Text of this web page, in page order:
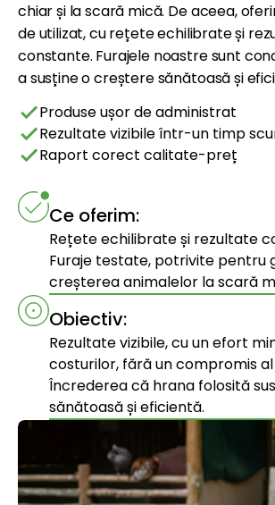
chiar și la scară mică. De aceea,
de utilizat, cu rețete echilibrate și
constante. Furajele noastre sunt
a susține o creștere sănătoasă și
checkProduse ușor de administrat
checkRezultate vizibile într-un timp
checkRaport corect calitate-preț
Ce oferim:
Rețete echilibrate și rezultate
Furaje testate, potrivite pentru
creșterea animalelor la scară
Obiectiv:
Rezultate vizibile, cu un efort
costurilor, fără un compromis
Încrederea că hrana folosită
sănătoasă și eficientă.